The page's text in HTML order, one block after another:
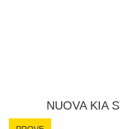
NUOVA KIA